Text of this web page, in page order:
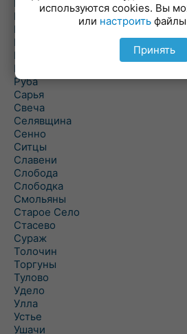
Погоща
Подсвилье
Полоцк
Поставы
Прозороки
Россоны
Руба
Сарья
Свеча
Селявщина
Сенно
Ситцы
Славени
Слобода
Слободка
Смольяны
Старое Село
Стасево
Сураж
Толочин
Торгуны
Тулово
Удело
Улла
Устье
Ушачи
используются cookies. Вы
или настроить
Принять